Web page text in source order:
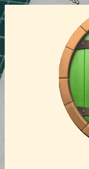
Vai
contenuto